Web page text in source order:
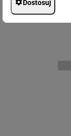
Dostosuj